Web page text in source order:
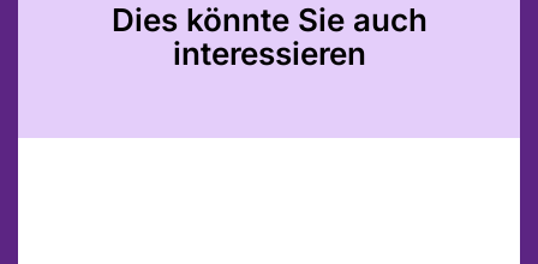
Dies könnte Sie auch
interessieren